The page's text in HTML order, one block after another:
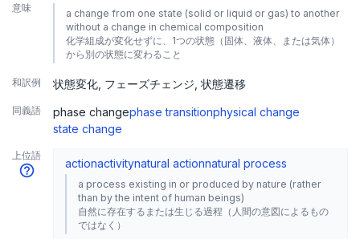
意味
a change from one state (solid or liquid or gas) to another
without a change in chemical composition
化学組成が変化せずに、1つの状態（固体、液体、または気体）
から別の状態に変わること
和訳例 状態変化 フェーズチェンジ 状態遷移
同義語 phase changephase transitionphysical change
state change
上位語
actionactivitynatural actionnatural process
a process existing in or produced by nature (rather
than by the intent of human beings)
自然に存在するまたは生じる過程（人間の意図によるもの
ではなく）